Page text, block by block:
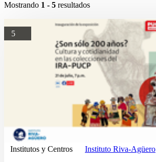
Mostrando 1 - 5 resultados
5
Institutos y Centros Instituto Riva-Agüero